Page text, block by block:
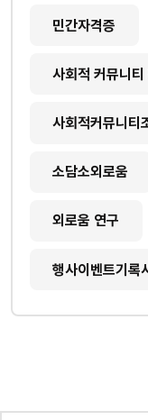
민간자격증
사회적 커뮤니티
사회적커뮤니티
소담소외로움
외로움 연구
행사이벤트기록